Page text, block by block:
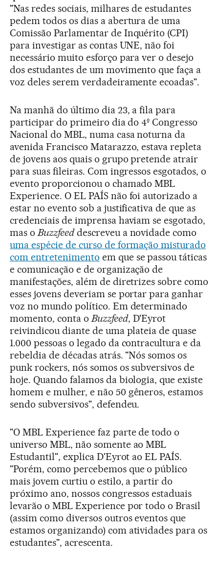
"Nas redes sociais, milhares de estudantes
pedem todos os dias a abertura de uma
Comissão Parlamentar de Inquérito (CPI)
para investigar as contas UNE, não foi
necessário muito esforço para ver o desejo
dos estudantes de um movimento que faça a
voz deles serem verdadeiramente ecoadas".
Na manhã do último dia 23, a fila para
participar do primeiro dia do 4º Congresso
Nacional do MBL, numa casa noturna da
avenida Francisco Matarazzo, estava repleta
de jovens aos quais o grupo pretende atrair
para suas fileiras. Com ingressos esgotados, o
evento proporcionou o chamado MBL
Experience. O EL PAÍS não foi autorizado a
estar no evento sob a justificativa de que as
credenciais de imprensa haviam se esgotado,
mas oBuzzfeeddescreveu a novidade como
uma espécie de curso de formação misturado
com entretenimento em que se passou táticas
e comunicação e de organização de
manifestações, além de diretrizes sobre como
esses jovens deveriam se portar para ganhar
voz no mundo político. Em determinado
momento, conta oBuzzfeed, D'Eyrot
reivindicou diante de uma plateia de quase
1.000 pessoas o legado da contracultura e da
rebeldia de décadas atrás. "Nós somos os
punk rockers, nós somos os subversivos de
hoje. Quando falamos da biologia, que existe
homem e mulher, e não 50 gêneros, estamos
sendo subversivos", defendeu.
"O MBL Experience faz parte de todo o
universo MBL, não somente ao MBL
Estudantil", explica D'Eyrot ao EL PAÍS.
"Porém, como percebemos que o público
mais jovem curtiu o estilo, a partir do
próximo ano, nossos congressos estaduais
levarão o MBL Experience por todo o Brasil
(assim como diversos outros eventos que
estamos organizando) com atividades para os
estudantes", acrescenta.